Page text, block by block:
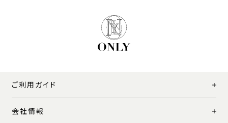
ご利用ガイド
会社情報